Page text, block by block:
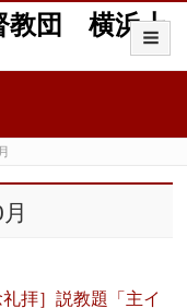
教団 横浜上
拝］説教題「主イ